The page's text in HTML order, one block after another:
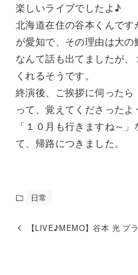
楽しいライブでしたよ♪
北海道在住の谷本くんで
が愛知で、その理由は大の
なんて話も出てましたが
くれるそうです。
終演後、ご挨拶に伺った
って、覚えてくださったよ
「１０月も行きますね～
て、帰路につきました。
日常
【LIVE♪MEMO】谷本 光 プ